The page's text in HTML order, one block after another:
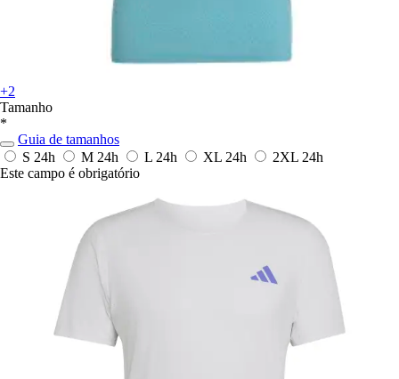
+2
Tamanho
*
Guia de tamanhos
S 24h M 24h L 24h XL 24h 2XL 24h
Este campo é obrigatório